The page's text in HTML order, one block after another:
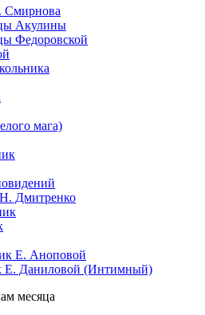
Смирнова
Акулины
Федоровской
мага)
Дмитренко
Е. Аноповой
Е. Даниловой (Интимный)
месяца